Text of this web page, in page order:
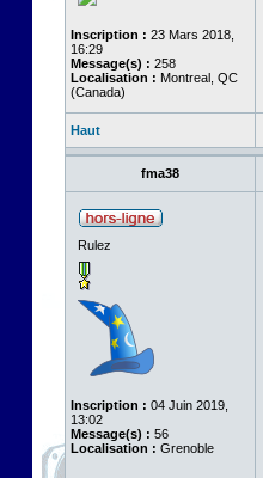
Inscription : 23 Mars 2018,
16:29
Message(s) : 258
Localisation : Montreal, QC
(Canada)
Haut
fma38
Rulez
Inscription : 04 Juin 2019,
13:02
Message(s) : 56
Localisation : Grenoble